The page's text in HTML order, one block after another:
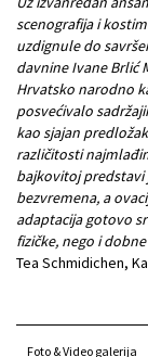
scenografija i
uzdignule do
davnine Ivane Brlić
Hrvatsko narodno
posvećivalo
kao sjajan
različitosti
bajkovitoj predstavi
bezvremena, a
adaptacija gotovo
fizičke, nego i
Tea Schmidichen,
Foto & Video galerija